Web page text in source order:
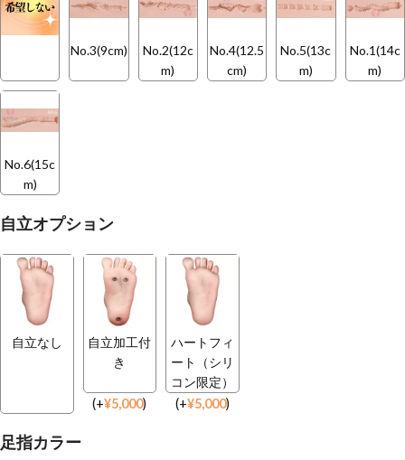
No.3(9cm)
No.2(12c
m)
No.4(12.5
cm)
No.5(13c
m)
No.1(14c
m)
No.6(15c
m)
自立オプション
自立なし
自立加工付
き
(+¥5,000)
ハートフィ
ート（シリ
コン限定）
(+¥5,000)
足指カラー